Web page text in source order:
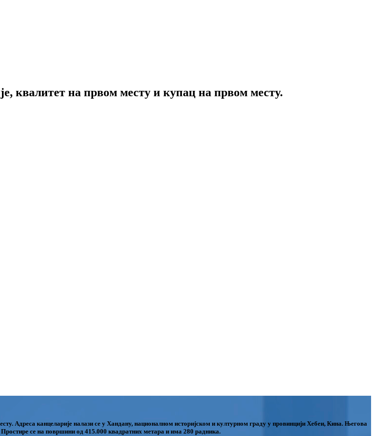
квалитет на првом месту и купац на првом месту.
Адреса канцеларије налази се у Хандану, националном историјском и културном граду у провинцији Хебеи, Кина. Његова
се на површини од 415.000 квадратних метара и има 280 радника.